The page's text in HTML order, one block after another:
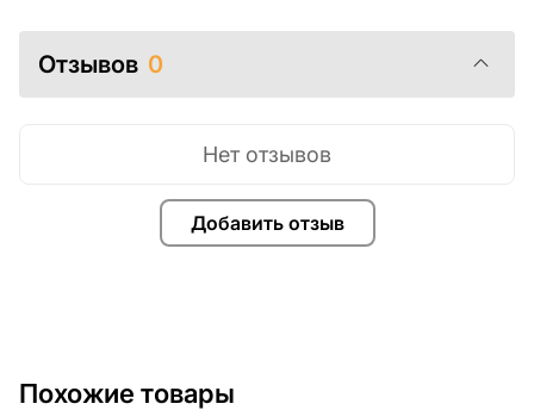
Отзывов 0
Добавить отзыв
Нет отзывов
Похожие товары